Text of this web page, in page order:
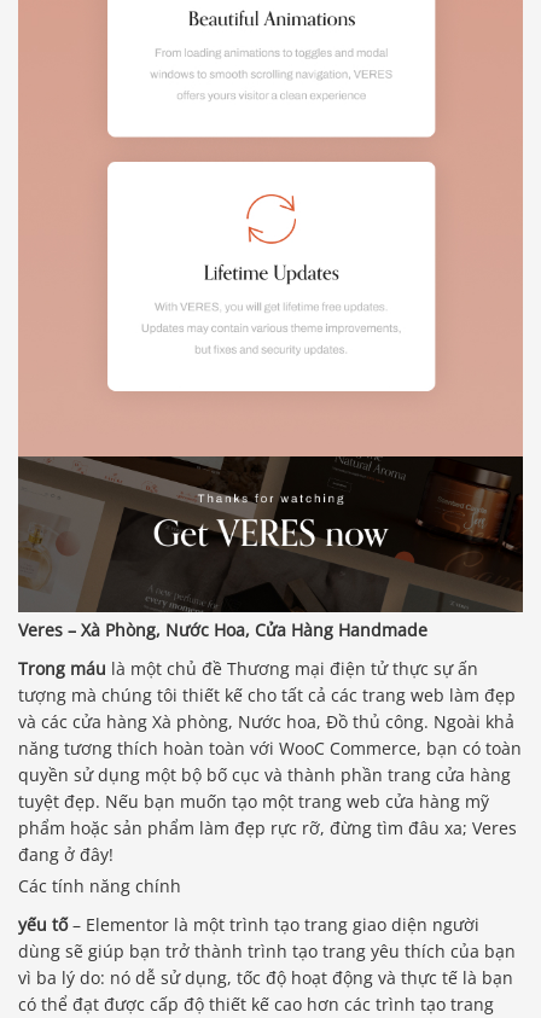
Veres – Xà Phòng, Nước Hoa, Cửa Hàng Handmade
Trong máu là một chủ đề Thương mại điện tử thực sự ấn
tượng mà chúng tôi thiết kế cho tất cả các trang web làm đẹp
và các cửa hàng Xà phòng, Nước hoa, Đồ thủ công. Ngoài khả
năng tương thích hoàn toàn với WooC Commerce, bạn có toàn
quyền sử dụng một bộ bố cục và thành phần trang cửa hàng
tuyệt đẹp. Nếu bạn muốn tạo một trang web cửa hàng mỹ
phẩm hoặc sản phẩm làm đẹp rực rỡ, đừng tìm đâu xa; Veres
đang ở đây!
Các tính năng chính
yếu tố– Elementor là một trình tạo trang giao diện người
dùng sẽ giúp bạn trở thành trình tạo trang yêu thích của bạn
vì ba lý do: nó dễ sử dụng, tốc độ hoạt động và thực tế là bạn
có thể đạt được cấp độ thiết kế cao hơn các trình tạo trang